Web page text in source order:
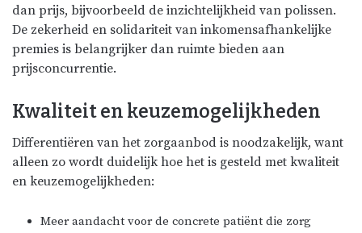
dan prijs, bijvoorbeeld de inzichtelijkheid van polissen.
De zekerheid en solidariteit van inkomensafhankelijke
premies is belangrijker dan ruimte bieden aan
prijsconcurrentie.
Kwaliteit en keuzemogelijkheden
Differentiëren van het zorgaanbod is noodzakelijk, want
alleen zo wordt duidelijk hoe het is gesteld met kwaliteit
en keuzemogelijkheden:
Meer aandacht voor de concrete patiënt die zorg